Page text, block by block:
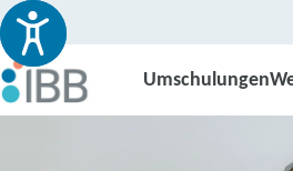
Umschulungen